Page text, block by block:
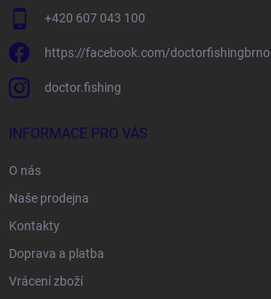
+420 607 043 100
https://facebook.com/doctorfishingbrno
doctor.fishing
INFORMACE PRO VÁS
O nás
Naše prodejna
Kontakty
Doprava a platba
Vrácení zboží